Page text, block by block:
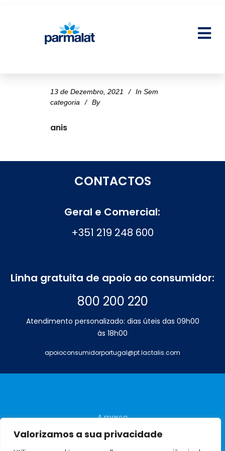
Valorizamos a sua privacidade
13 de Dezembro, 2021 In Sem
categoria
By
anis
CONTACTOS
Geral e Comercial:
+351 219 248 600
Linha gratuita de apoio ao consumidor:
800 200 220
Atendimento personalizado: dias úteis das 09h00
às 18h00
apoioconsumidorportugal@pt.lactalis.com
A marca
Perguntas frequentes
Contactos